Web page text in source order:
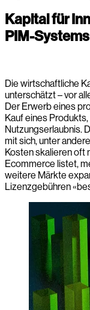
Kapital für
PIM-Systems
Die wirtschaftliche
unterschätzt – vor
Der Erwerb eines
Kauf eines
Nutzungserlaubnis.
mit sich, unter
Kosten skalieren oft
Ecommerce listet,
weitere Märkte
Lizenzgebühren